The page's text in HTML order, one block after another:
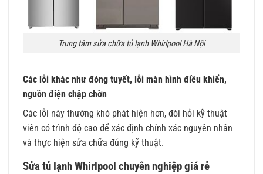
Trung tâm sửa chữa tủ lạnh Whirlpool Hà Nội
Các lỗi khác như đóng tuyết, lỗi màn hình điều khiển,
nguồn điện chập chờn
Các lỗi này thường khó phát hiện hơn, đòi hỏi kỹ thuật
viên có trình độ cao để xác định chính xác nguyên nhân
và thực hiện sửa chữa đúng kỹ thuật.
Sửa tủ lạnh Whirlpool chuyên nghiệp giá rẻ